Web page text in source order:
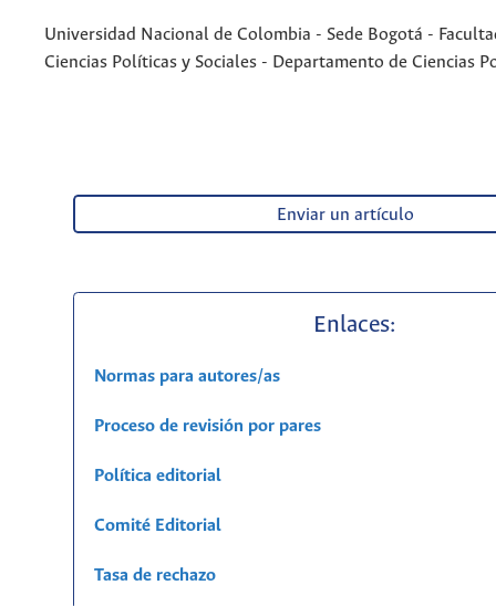
Universidad Nacional de Colombia - Sede Bogotá -
Ciencias Políticas y Sociales - Departamento de Ciencias
Enviar un artículo
Enlaces:
Normas para autores/as
Proceso de revisión por pares
Política editorial
Comité Editorial
Tasa de rechazo